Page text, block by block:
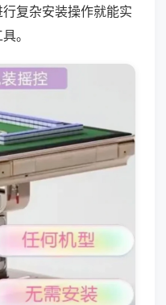
复杂安装操作就能实
。